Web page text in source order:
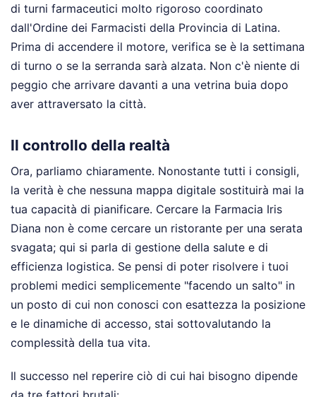
di turni farmaceutici molto rigoroso coordinato
dall'Ordine dei Farmacisti della Provincia di Latina.
Prima di accendere il motore, verifica se è la settimana
di turno o se la serranda sarà alzata. Non c'è niente di
peggio che arrivare davanti a una vetrina buia dopo
aver attraversato la città.
Il controllo della realtà
Ora, parliamo chiaramente. Nonostante tutti i consigli,
la verità è che nessuna mappa digitale sostituirà mai la
tua capacità di pianificare. Cercare la Farmacia Iris
Diana non è come cercare un ristorante per una serata
svagata; qui si parla di gestione della salute e di
efficienza logistica. Se pensi di poter risolvere i tuoi
problemi medici semplicemente "facendo un salto" in
un posto di cui non conosci con esattezza la posizione
e le dinamiche di accesso, stai sottovalutando la
complessità della tua vita.
Il successo nel reperire ciò di cui hai bisogno dipende